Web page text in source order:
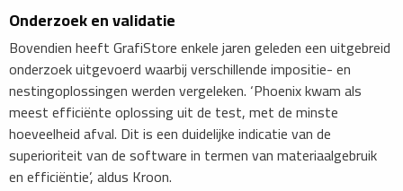
Onderzoek en validatie
Bovendien heeft GrafiStore enkele jaren geleden een uitgebreid
onderzoek uitgevoerd waarbij verschillende impositie- en
nestingoplossingen werden vergeleken. ‘Phoenix kwam als
meest efficiënte oplossing uit de test, met de minste
hoeveelheid afval. Dit is een duidelijke indicatie van de
superioriteit van de software in termen van materiaalgebruik
en efficiëntie’, aldus Kroon.